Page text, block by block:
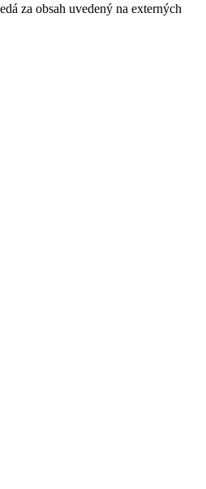
za obsah uvedený na externých